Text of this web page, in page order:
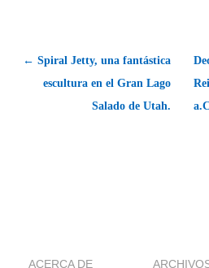
← Spiral Jetty, una fantástica
escultura en el Gran Lago
Salado de Utah.
ACERCA DE